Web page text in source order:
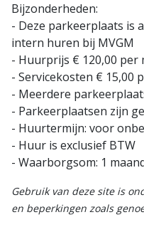
Bijzonderheden:
- Deze parkeerplaats is
intern huren bij MVGM
- Huurprijs € 120,00 per
- Servicekosten € 15,00
- Meerdere
- Parkeerplaatsen zijn
- Huurtermijn: voor
- Huur is exclusief BTW
- Waarborgsom: 1
Gebruik van deze site is
en beperkingen zoals